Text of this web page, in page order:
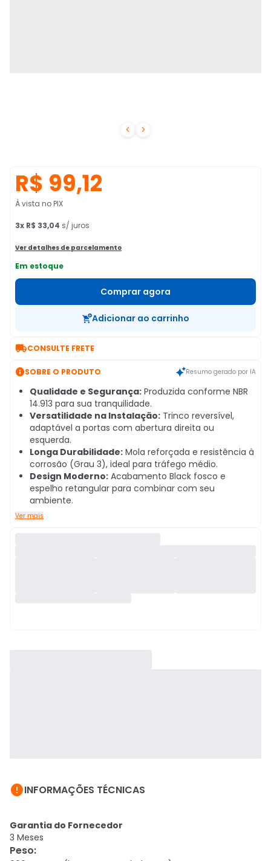
 
R$ 99,12
À vista no PIX
3x R$ 33,04 s/ juros
Ver detalhes de parcelamento
Em estoque
Comprar agora
Adicionar ao carrinho
CONSULTE FRETE
SOBRE O PRODUTO Resumo gerado por IA
Qualidade e Segurança: Produzida conforme NBR
14.913 para sua tranquilidade.
Versatilidade na Instalação: Trinco reversível,
adaptável a portas com abertura direita ou
esquerda.
Longa Durabilidade: Mola reforçada e resistência à
corrosão (Grau 3), ideal para tráfego médio.
Design Moderno: Acabamento Black fosco e
espelho retangular para combinar com seu
ambiente.
Ver mais
INFORMAÇÕES TÉCNICAS
Garantia do Fornecedor
3 Meses
Peso: